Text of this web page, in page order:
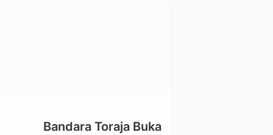
Bandara Toraja Buka